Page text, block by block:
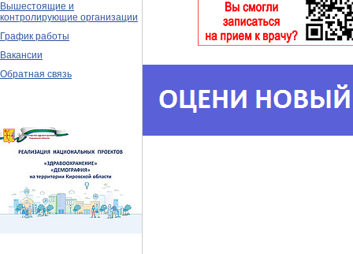
Вышестоящие и
контролирующие организации
График работы
Вакансии
Обратная связь